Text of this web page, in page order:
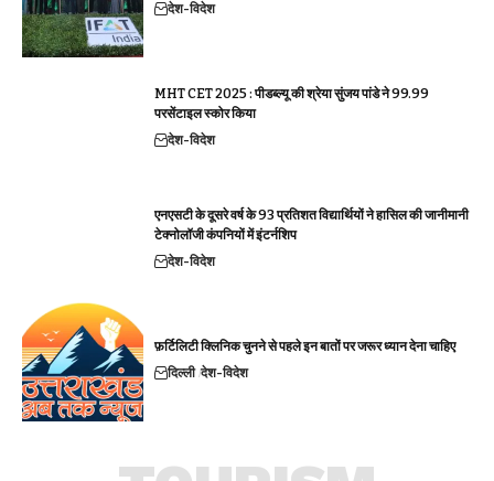
देश-विदेश
MHT CET 2025 : पीडब्ल्यू की श्रेया सुंजय पांडे ने 99.99
परसेंटाइल स्कोर किया
देश-विदेश
एनएसटी के दूसरे वर्ष के 93 प्रतिशत विद्यार्थियों ने हासिल की जानीमानी
टेक्नोलॉजी कंपनियों में इंटर्नशिप
देश-विदेश
फ़र्टिलिटी क्लिनिक चुनने से पहले इन बातों पर जरूर ध्यान देना चाहिए
दिल्ली देश-विदेश